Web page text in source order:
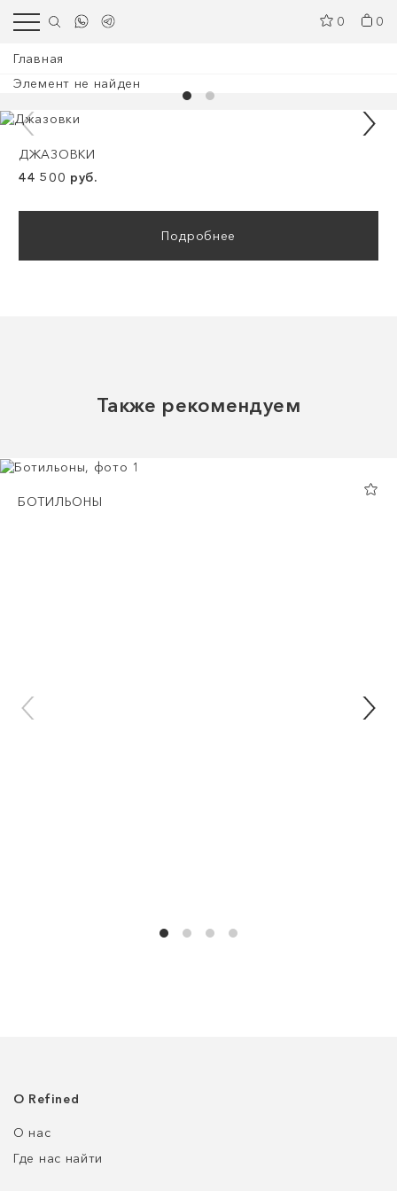
0 0
Главная
Элемент не найден
ДЖАЗОВКИ
44 500 руб.
Подробнее
Также рекомендуем
БОТИЛЬОНЫ
О Refined
О нас
Где нас найти